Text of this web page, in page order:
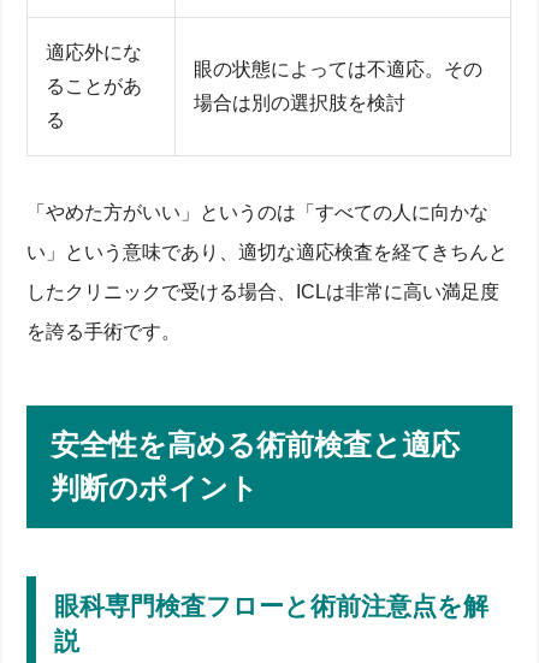
適応外にな
ることがあ
る
眼の状態によっては不適応。その
場合は別の選択肢を検討
「やめた方がいい」というのは「すべての人に向かな
い」という意味であり、適切な適応検査を経てきちんと
したクリニックで受ける場合、ICLは非常に高い満足度
を誇る手術です。
安全性を高める術前検査と適応
判断のポイント
眼科専門検査フローと術前注意点を解
説